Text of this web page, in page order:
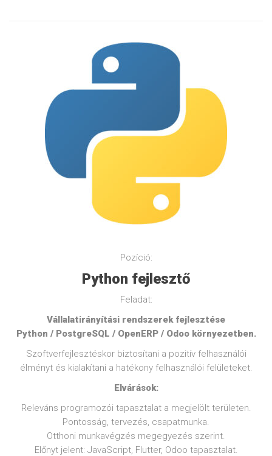
Pozíció:
Python fejlesztő
Feladat:
Vállalatirányítási rendszerek fejlesztése
Python / PostgreSQL / OpenERP / Odoo környezetben.
Szoftverfejlesztéskor biztosítani a pozitív felhasználói
élményt és kialakítani a hatékony felhasználói felületeket.
Elvárások:
Releváns programozói tapasztalat a megjelölt területen.
Pontosság, tervezés, csapatmunka.
Otthoni munkavégzés megegyezés szerint.
Előnyt jelent: JavaScript, Flutter, Odoo tapasztalat.